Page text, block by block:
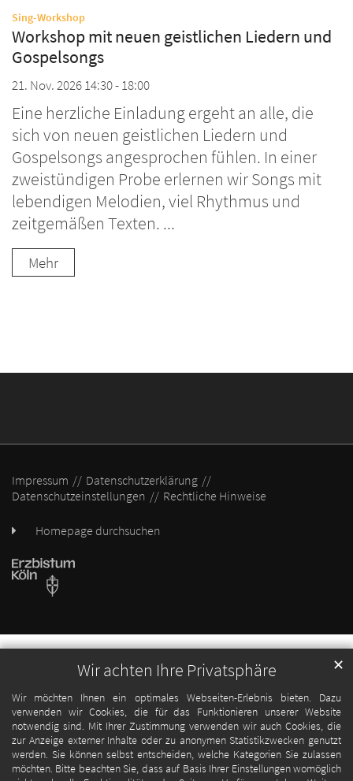
Wir achten Ihre Privatsphäre
Wir möchten Ihnen ein optimales Webseiten-Erlebnis bieten. Dazu
verwenden wir Cookies, die für das Funktionieren unserer Website
notwendig sind. Mit Ihrer Zustimmung verwenden wir auch Cookies, die
zur Anzeige externer Inhalte oder zu anonymen Statistikzwecken genutzt
werden. Sie können selbst entscheiden, welche Kategorien Sie zulassen
möchten. Bitte beachten Sie, dass auf Basis Ihrer Einstellungen womöglich
✕
Datum: 21. November 2026
Sing-Workshop:
Workshop mit neuen geistlichen Liedern und
Gospelsongs
21. Nov. 2026 14:30 - 18:00
Eine herzliche Einladung ergeht an alle, die
sich von neuen geistlichen Liedern und
Gospelsongs angesprochen fühlen. In einer
zweistündigen Probe erlernen wir Songs mit
lebendigen Melodien, viel Rhythmus und
zeitgemäßen Texten. ...
Mehr
Impressum
Datenschutzerklärung
Datenschutzeinstellungen
Rechtliche Hinweise
Homepage durchsuchen